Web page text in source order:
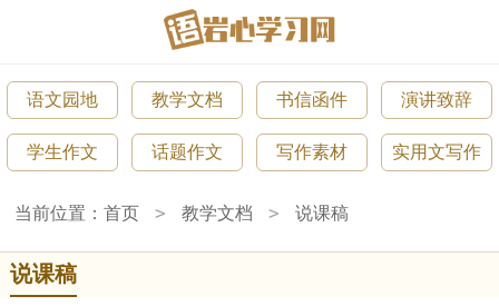
语文园地 教学文档 书信函件 演讲致辞
学生作文 话题作文 写作素材 实用文写作
当前位置：首页 > 教学文档 > 说课稿
说课稿